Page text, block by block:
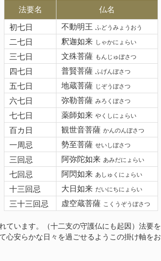
法要名
仏名
初七日
不動明王 ふどうみょうおう
二七日 釈迦如来 しゃかにょらい
三七日 文殊菩薩 もんじゅぼさつ
四七日 普賢菩薩 ふげんぼさつ
五七日 地蔵菩薩 じぞうぼさつ
六七日 弥勒菩薩 みろくぼさつ
七七日 薬師如来 やくしにょらい
百カ日 観世音菩薩 かんのんぼさつ
一周忌 勢至菩薩 せいしぼさつ
三回忌 阿弥陀如来 あみだにょらい
七回忌 阿閃如来 あしゅくにょらい
十三回忌 大日如来 だいにちにょらい
三十三回忌 虚空蔵菩薩 こくうぞうぼさつ
ています。（十二支の守護仏にも起因）法要を
心安らかな日々を過ごせるようこの掛け軸をお